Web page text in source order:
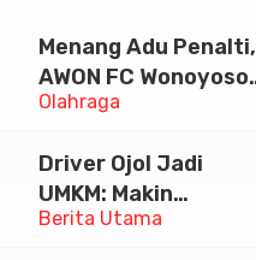
Olahraga
Menang Adu Penalti,
AWON FC Wonoyoso
Juara Bhayangkara
Berita Utama
Driver Ojol Jadi
UMKM: Makin
Sejahtera atau